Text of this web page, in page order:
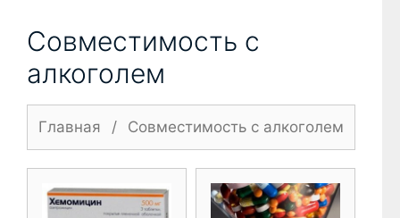
Совместимость с
алкоголем
Главная / Совместимость с алкоголем